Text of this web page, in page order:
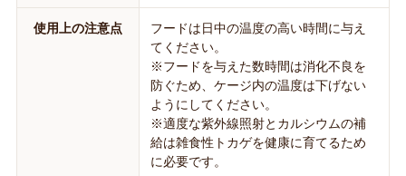
使用上の注意点
フードは日中の温度の高い時間に与え
てください。
※フードを与えた数時間は消化不良を
防ぐため、ケージ内の温度は下げない
ようにしてください。
※適度な紫外線照射とカルシウムの補
給は雑食性トカゲを健康に育てるため
に必要です。